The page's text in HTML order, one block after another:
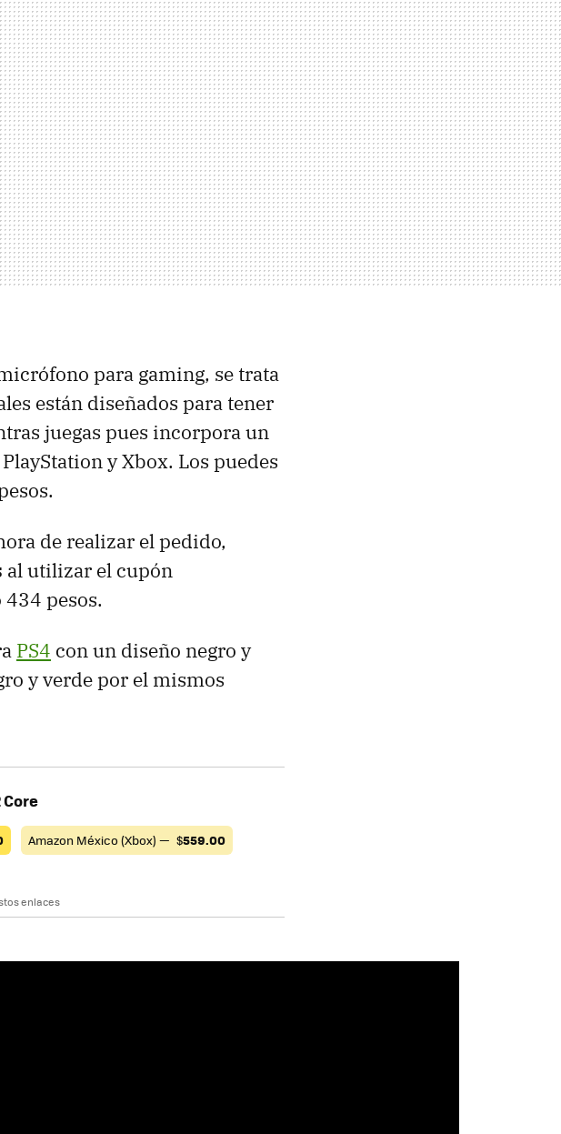
para gaming, se trata
están diseñados para tener
juegas pues incorpora un
y Xbox. Los puedes
de realizar el pedido,
al utilizar el cupón
pesos.
PS4 con un diseño negro y
y verde por el mismos
Amazon México (Xbox) — $559.00
enlaces